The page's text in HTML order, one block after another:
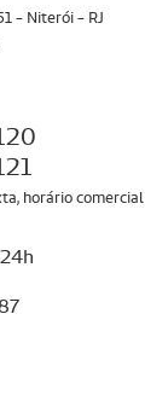
- Niterói - RJ
horário comercial